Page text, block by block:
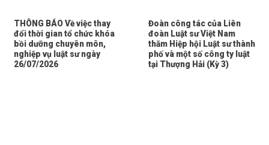
THÔNG BÁO Về việc thay
đổi thời gian tổ chức khóa
bồi dưỡng chuyên môn,
nghiệp vụ luật sư ngày
26/07/2026
Đoàn công tác của Liên
đoàn Luật sư Việt Nam
thăm Hiệp hội Luật sư thành
phố và một số công ty luật
tại Thượng Hải (Kỳ 3)